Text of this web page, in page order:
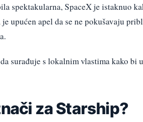
spektakularna, SpaceX je istaknuo
je upućen apel da se ne pokušavaju
surađuje s lokalnim vlastima kako
za Starship?